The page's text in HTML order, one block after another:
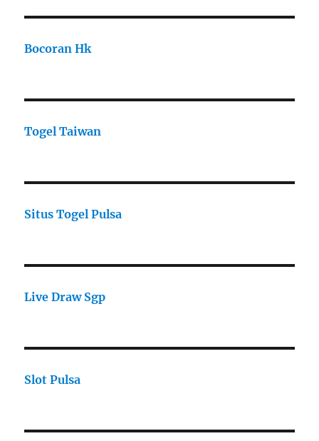
Bocoran Hk
Togel Taiwan
Situs Togel Pulsa
Live Draw Sgp
Slot Pulsa